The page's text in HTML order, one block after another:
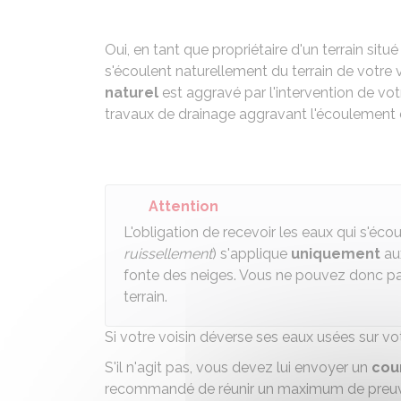
Oui, en tant que propriétaire d'un terrain
s'écoulent naturellement du terrain de votre
naturel est aggravé par l'intervention de
travaux de drainage aggravant l'écoulement
Attention
L'obligation de recevoir les eaux qui
ruissellement) s'applique uniquement
fonte des neiges. Vous ne pouvez donc
terrain.
Si votre voisin déverse ses eaux usées sur
S'il n'agit pas, vous devez lui envoyer un
recommandé de réunir un maximum de